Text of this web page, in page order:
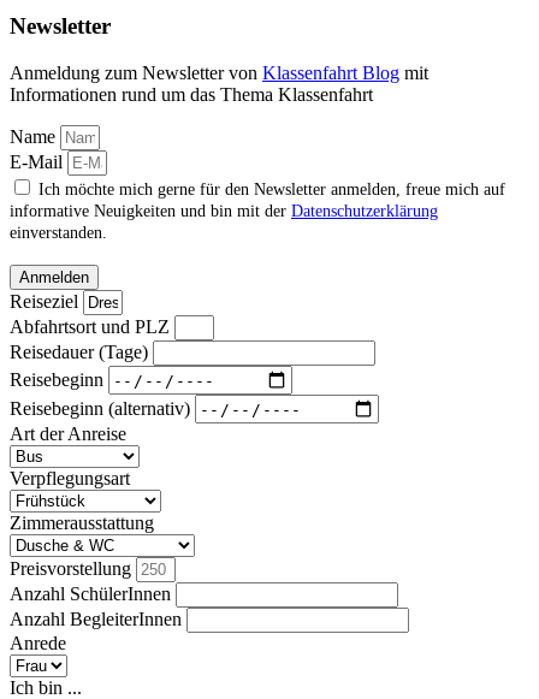
Newsletter
Anmeldung zum Newsletter von Klassenfahrt Blog mit
Informationen rund um das Thema Klassenfahrt
Name
E-Mail
Ich möchte mich gerne für den Newsletter anmelden, freue mich auf
informative Neuigkeiten und bin mit der Datenschutzerklärung
einverstanden.
Anmelden
Reiseziel
Abfahrtsort und PLZ
Reisedauer (Tage)
Reisebeginn
Reisebeginn (alternativ)
Art der Anreise
Verpflegungsart
Zimmerausstattung
Preisvorstellung
Anzahl SchülerInnen
Anzahl BegleiterInnen
Anrede
Ich bin ...